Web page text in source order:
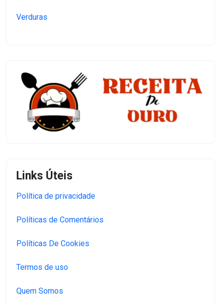
Verduras
Links Úteis
Política de privacidade
Políticas de Comentários
Políticas De Cookies
Termos de uso
Quem Somos